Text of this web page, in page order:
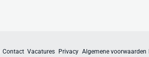
Contact Vacatures Privacy Algemene voorwaarden